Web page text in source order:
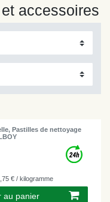
accessoires
Pastilles de nettoyage
€ / kilogramme
au panier